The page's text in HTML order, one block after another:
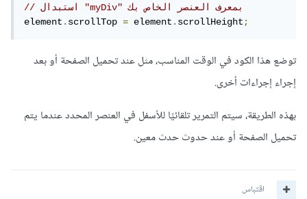
// استبدال "myDiv" بمعرف العنصر الخاص بك
element.scrollTop = element.scrollHeight;
توضع هذا الكود في الوقت المناسب، مثل عند تحميل الصفحة أو بعد
إجراء إجراءات أخرى.
بهذه الطريقة، سيتم التمرير تلقائيًا للأسفل في العنصر المحدد عندما يتم
تحميل الصفحة أو عند حدوث حدث معين.
اقتباس